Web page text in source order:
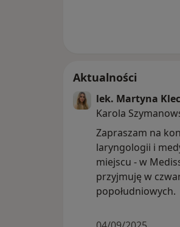
Aktualności
lek. Martyna
Karola
Zapraszam na
laryngologii i
miejscu - w
przyjmuję w
popołudniowych.